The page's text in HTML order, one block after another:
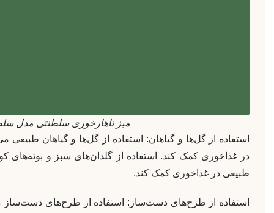
میز ناهارخوری سلطنتی مدل
استفاده از گل‌ها و گیاهان: استفاده از گل‌ها و گیاهان طبیعی
در غذاخوری کمک کند. استفاده از گلدان‌های سبز و بوته‌های
طبیعی در غذاخوری کمک کند.
استفاده از طرح‌های دست‌ساز: استفاده از طرح‌های